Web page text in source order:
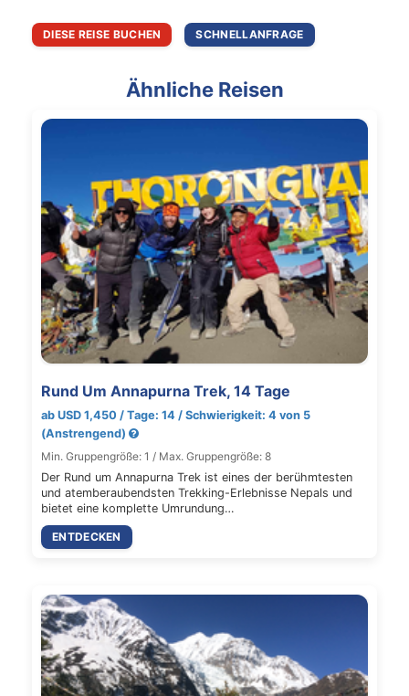
DIESE REISE BUCHEN SCHNELLANFRAGE
Ähnliche Reisen
Rund Um Annapurna Trek, 14 Tage
ab USD 1,450 / Tage: 14 / Schwierigkeit: 4 von 5
(Anstrengend)
Min. Gruppengröße: 1 / Max. Gruppengröße: 8
Der Rund um Annapurna Trek ist eines der berühmtesten
und atemberaubendsten Trekking-Erlebnisse Nepals und
bietet eine komplette Umrundung…
ENTDECKEN